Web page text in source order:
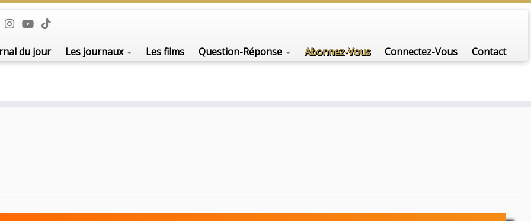
du jour Les journaux Les films Question-Réponse Abonnez-Vous Connectez-Vous Contact